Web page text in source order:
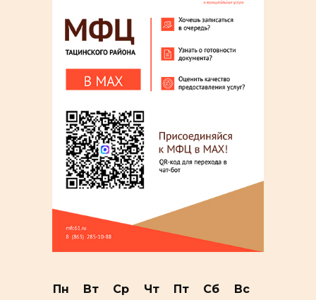
Пн Вт Ср Чт Пт Сб
Вс